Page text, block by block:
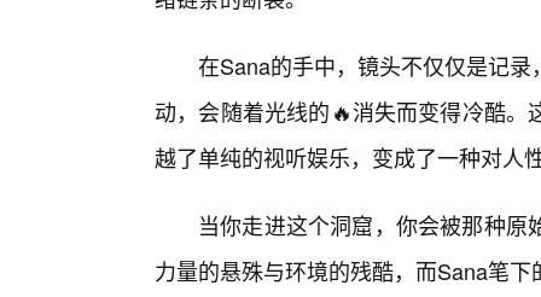
在Sana的手中，镜头不仅仅是记
动，会随着光线的🔥消失而变得冷酷
越了单纯的视听娱乐，变成了一种对人
当你走进这个洞窟，你会被那种
力量的悬殊与环境的残酷，而Sana笔